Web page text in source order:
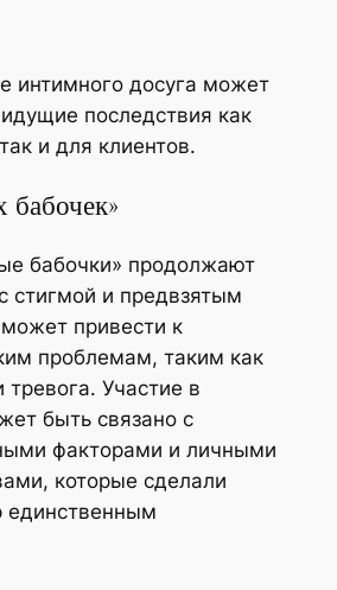
интимного досуга может
последствия как
и для клиентов.
бабочки» продолжают
стигмой и предвзятым
привести к
проблемам, таким как
тревога. Участие в
быть связано с
факторами и личными
которые сделали